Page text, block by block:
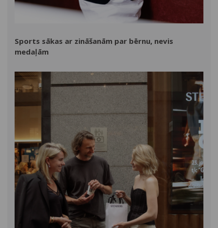
Sports sākas ar zināšanām par bērnu, nevis
medaļām